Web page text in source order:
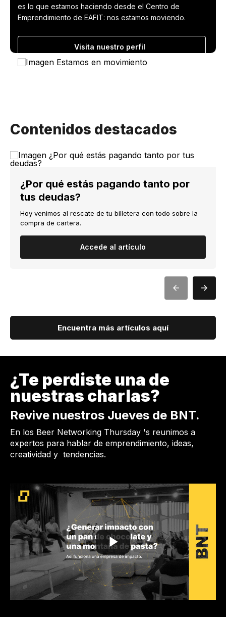
es lo que estamos haciendo desde el Centro de
Emprendimiento de EAFIT: nos estamos moviendo.
Visita nuestro perfil
Contenidos destacados
¿Por qué estás pagando tanto por
tus deudas?
Hoy venimos al rescate de tu billetera con todo sobre la
compra de cartera.
Accede al artículo
Encuentra más artículos aquí
¿Te perdiste una de
nuestras charlas?
Revive nuestros Jueves de BNT.
En los Beer Networking Thursday 's reunimos a
expertos para hablar de emprendimiento, ideas,
creatividad y tendencias.